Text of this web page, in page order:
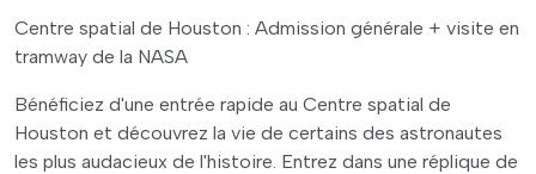
Centre spatial de Houston : Admission générale + visite en
tramway de la NASA
Bénéficiez d'une entrée rapide au Centre spatial de
Houston et découvrez la vie de certains des astronautes
les plus audacieux de l'histoire. Entrez dans une réplique de